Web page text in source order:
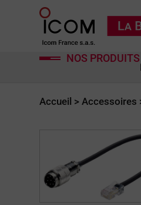
NOS PRODUITS
Accueil > Accessoires